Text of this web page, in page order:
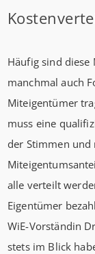
Häufig sind
manchmal auch
Miteigentümer
muss eine
der Stimmen
alle verteilt
Eigentümer
WiE-Vorständin
stets im Blick